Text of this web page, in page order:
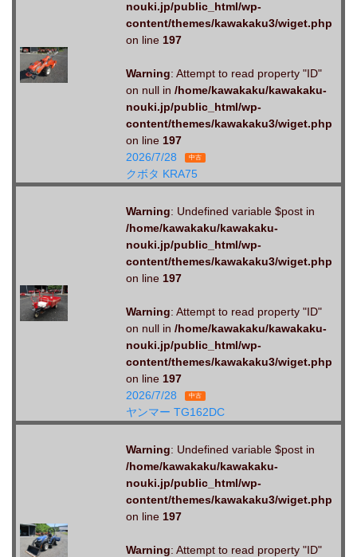
nouki.jp/public_html/wp-
content/themes/kawakaku3/wiget.php
on line 197
Warning: Attempt to read property "ID"
on null in /home/kawakaku/kawakaku-
nouki.jp/public_html/wp-
content/themes/kawakaku3/wiget.php
on line 197
2026/7/28
中古
クボタ KRA75
Warning: Undefined variable $post in
/home/kawakaku/kawakaku-
nouki.jp/public_html/wp-
content/themes/kawakaku3/wiget.php
on line 197
Warning: Attempt to read property "ID"
on null in /home/kawakaku/kawakaku-
nouki.jp/public_html/wp-
content/themes/kawakaku3/wiget.php
on line 197
2026/7/28
中古
ヤンマー TG162DC
Warning: Undefined variable $post in
/home/kawakaku/kawakaku-
nouki.jp/public_html/wp-
content/themes/kawakaku3/wiget.php
on line 197
Warning: Attempt to read property "ID"